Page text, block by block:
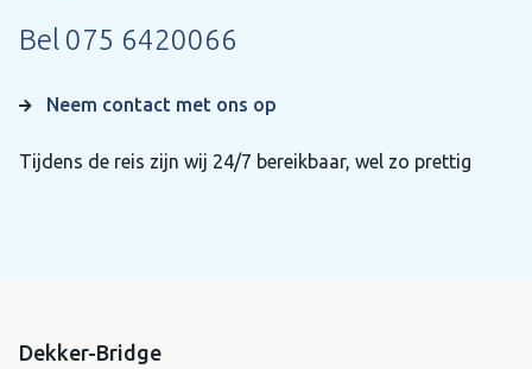
Bel 075 6420066
Neem contact met ons op
Tijdens de reis zijn wij 24/7 bereikbaar, wel zo prettig
Dekker-Bridge